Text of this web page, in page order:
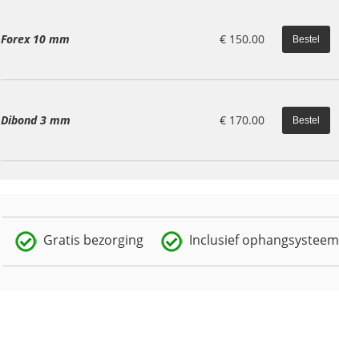
Forex 10 mm € 150.00
Dibond 3 mm € 170.00
Gratis bezorging Inclusief ophangsysteem